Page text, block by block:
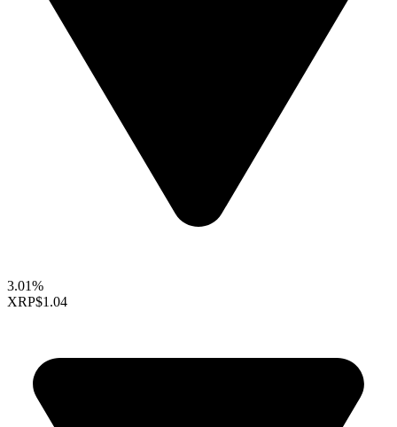
3.01%
XRP$1.04